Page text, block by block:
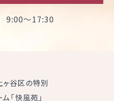
9:00～17:30